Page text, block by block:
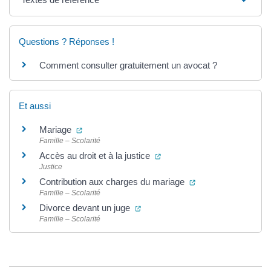
Questions ? Réponses !
Comment consulter gratuitement un avocat ?
Et aussi
Mariage (ouverture dans un nouvel onglet)
Famille – Scolarité
Accès au droit et à la justice (ouverture dans un nouvel
Justice
Contribution aux charges du mariage (ouverture dans
Famille – Scolarité
Divorce devant un juge (ouverture dans un nouvel
Famille – Scolarité